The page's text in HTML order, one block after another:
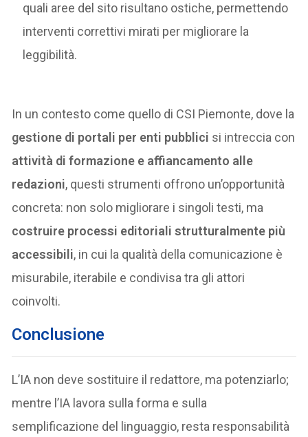
quali aree del sito risultano ostiche, permettendo
interventi correttivi mirati per migliorare la
leggibilità.
In un contesto come quello di CSI Piemonte, dove la
gestione di portali per enti pubblici si intreccia con
attività di formazione e affiancamento alle
redazioni, questi strumenti offrono un’opportunità
concreta: non solo migliorare i singoli testi, ma
costruire processi editoriali strutturalmente più
accessibili, in cui la qualità della comunicazione è
misurabile, iterabile e condivisa tra gli attori
coinvolti.
Conclusione
L’IA non deve sostituire il redattore, ma potenziarlo;
mentre l’IA lavora sulla forma e sulla
semplificazione del linguaggio, resta responsabilità